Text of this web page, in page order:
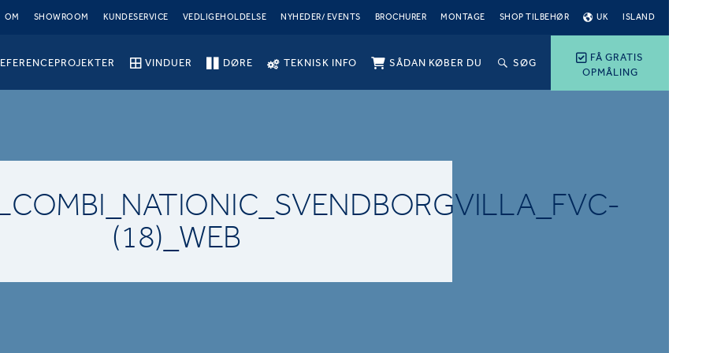
OM SHOWROOM KUNDESERVICE VEDLIGEHOLDELSE NYHEDER/ EVENTS BROCHURER MONTAGE SHOP TILBEHØR UK ISLAND
FÅ GRATIS
OPMÅLING
VINDUER DØRE TEKNISK INFO SÅDAN KØBER DU SØG
(18)_WEB